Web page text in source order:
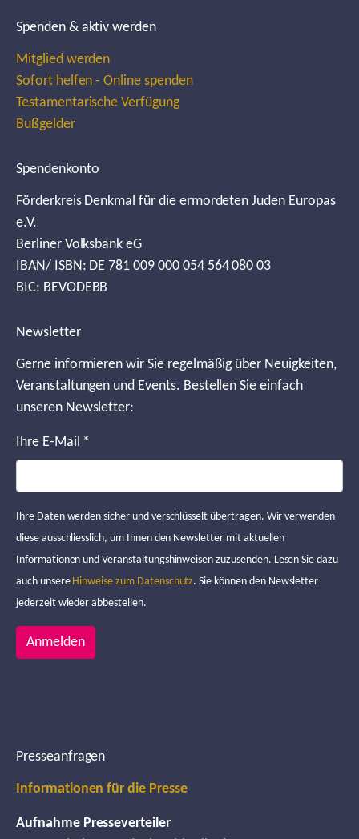
Spenden & aktiv werden
Mitglied werden
Sofort helfen - Online spenden
Testamentarische Verfügung
Bußgelder
Spendenkonto
Förderkreis Denkmal für die ermordeten Juden Europas
e.V.
Berliner Volksbank eG
IBAN/ ISBN: DE 781 009 000 054 564 080 03
BIC: BEVODEBB
Newsletter
Gerne informieren wir Sie regelmäßig über Neuigkeiten,
Veranstaltungen und Events. Bestellen Sie einfach
unseren Newsletter:
Ihre E-Mail *
Ihre Daten werden sicher und verschlüsselt übertragen. Wir verwenden
diese ausschliesslich, um Ihnen den Newsletter mit aktuellen
Informationen und Veranstaltungshinweisen zuzusenden. Lesen Sie dazu
auch unsere Hinweise zum Datenschutz. Sie können den Newsletter
jederzeit wieder abbestellen.
Anmelden
Presseanfragen
Informationen für die Presse
Aufnahme Presseverteiler